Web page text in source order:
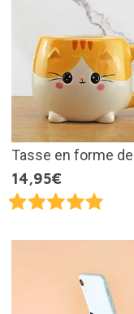
Tasse en forme
14,95€